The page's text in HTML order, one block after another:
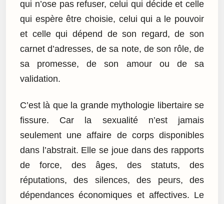
qui n’ose pas refuser, celui qui décide et celle
qui espère être choisie, celui qui a le pouvoir
et celle qui dépend de son regard, de son
carnet d’adresses, de sa note, de son rôle, de
sa promesse, de son amour ou de sa
validation.
C’est là que la grande mythologie libertaire se
fissure. Car la sexualité n’est jamais
seulement une affaire de corps disponibles
dans l’abstrait. Elle se joue dans des rapports
de force, des âges, des statuts, des
réputations, des silences, des peurs, des
dépendances économiques et affectives. Le